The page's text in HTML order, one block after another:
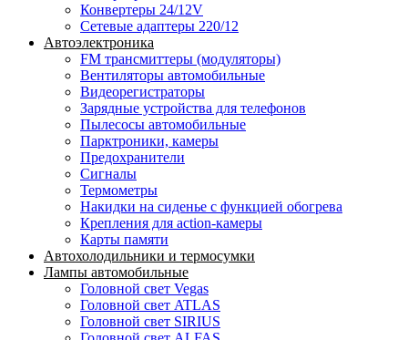
Конвертеры 24/12V
Сетевые адаптеры 220/12
Автоэлектроника
FM трансмиттеры (модуляторы)
Вентиляторы автомобильные
Видеорегистраторы
Зарядные устройства для телефонов
Пылесосы автомобильные
Парктроники, камеры
Предохранители
Сигналы
Термометры
Накидки на сиденье с функцией обогрева
Крепления для action-камеры
Карты памяти
Автохолодильники и термосумки
Лампы автомобильные
Головной свет Vegas
Головной свет ATLAS
Головной свет SIRIUS